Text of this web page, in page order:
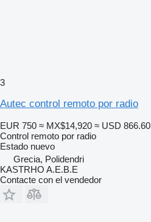
3
Autec control remoto por radio
EUR 750 ≈ MX$14,920 ≈ USD 866.60
Control remoto por radio
Estado nuevo
Grecia, Polidendri
KASTRHO A.E.B.E
Contacte con el vendedor